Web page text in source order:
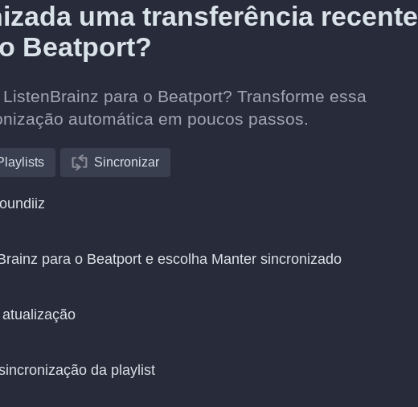
uma transferência recente
Beatport?
para o Beatport? Transforme essa
automática em poucos passos.
Sincronizar
para o Beatport e escolha Manter sincronizado
da playlist